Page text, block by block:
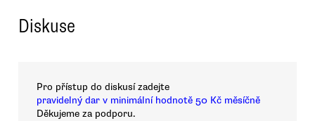
Diskuse
Pro přístup do diskusí zadejte
pravidelný dar v minimální hodnotě 50 Kč měsíčně
Děkujeme za podporu.